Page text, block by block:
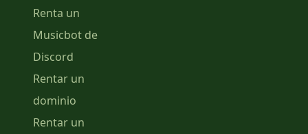
Renta un
Musicbot de
Discord
Rentar un
dominio
Rentar un